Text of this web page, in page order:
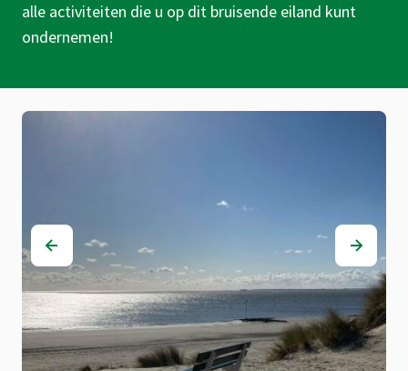
alle activiteiten die u op dit bruisende eiland kunt
ondernemen!